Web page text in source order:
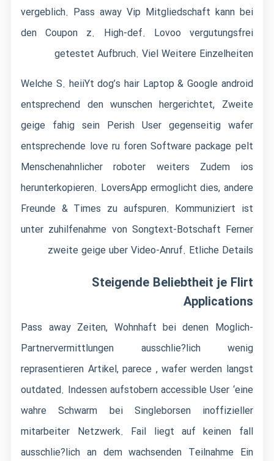
vergeblich. Pass away Vip Mitgliedschaft kann bei
den Coupon z. High-def. Lovoo vergutungsfrei
getestet Aufbruch. Viel Weitere Einzelheiten
Welche S. heiiYt dog’s hair Laptop & Google android
entsprechend den wunschen hergerichtet, Zweite
geige fahig sein Perish User gegenseitig wafer
entsprechende love ru foren Software package pelt
Menschenahnlicher roboter weiters Zudem ios
herunterkopieren. LoversApp ermoglicht dies, andere
Freunde & Times zu aufspuren. Kommuniziert ist
unter zuhilfenahme von Songtext-Botschaft Ferner
zweite geige uber Video-Anruf. Etliche Details
Steigende Beliebtheit je Flirt
Applications
Pass away Zeiten, Wohnhaft bei denen Moglich-
Partnervermittlungen ausschlie?lich wenig
reprasentieren Artikel, parece , wafer werden langst
outdated. Indessen aufstobern accessible User ‘eine
wahre Schwarm bei Singleborsen inoffizieller
mitarbeiter Netzwerk. Fail liegt auf keinen fall
ausschlie?lich an dem wachsenden Teilnahme Ein